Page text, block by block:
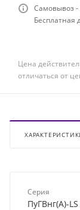
Самовывоз -
Бесплатная
Цена
отличаться от
Серия
ПуГВнг(А)-LS